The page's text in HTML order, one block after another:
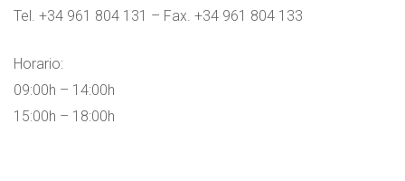
Tel. +34 961 804 131 – Fax. +34 961 804 133
Horario:
09:00h – 14:00h
15:00h – 18:00h